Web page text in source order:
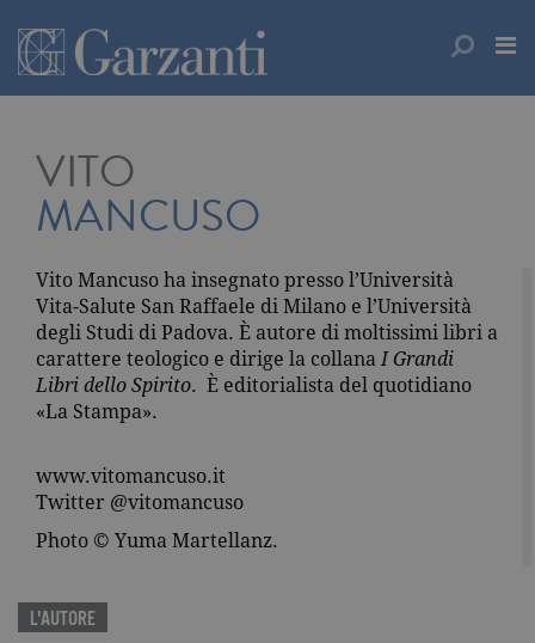
VITO
MANCUSO
Vito Mancuso ha insegnato presso l’Università
Vita-Salute San Raffaele di Milano e l’Università
degli Studi di Padova. È autore di moltissimi libri a
carattere teologico e dirige la collanaI Grandi
Libri dello Spirito. È editorialista del quotidiano
«La Stampa».
www.vitomancuso.it
Twitter @vitomancuso
Photo © Yuma Martellanz.
L'AUTORE